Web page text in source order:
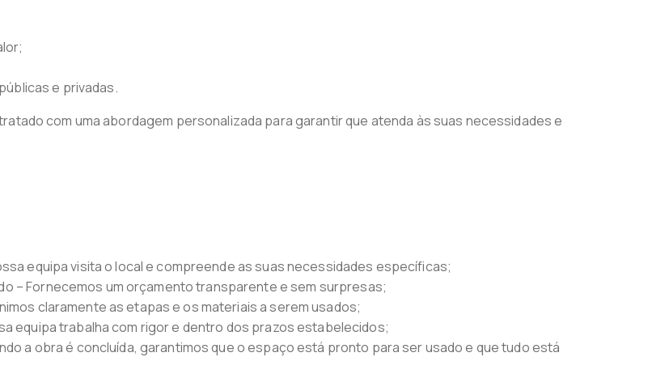
e privadas.
com uma abordagem personalizada para garantir que atenda às suas necessidades e
equipa visita o local e compreende as suas necessidades específicas;
– Fornecemos um orçamento transparente e sem surpresas;
claramente as etapas e os materiais a serem usados;
equipa trabalha com rigor e dentro dos prazos estabelecidos;
a obra é concluída, garantimos que o espaço está pronto para ser usado e que tudo está